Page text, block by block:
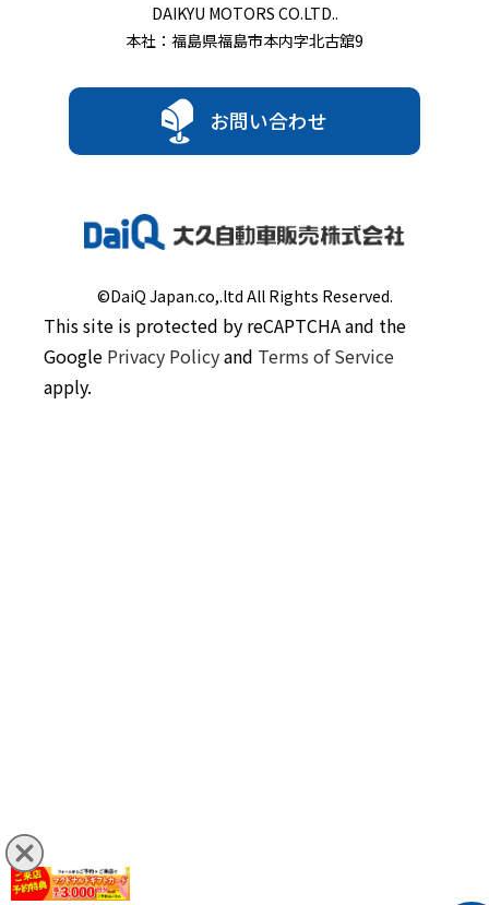
DAIKYU MOTORS CO.LTD..
本社：福島県福島市本内字北古舘9
お問い合わせ
©DaiQ Japan.co,.ltd All Rights Reserved.
This site is protected by reCAPTCHA and the
Google Privacy Policyand Terms of Service
apply.